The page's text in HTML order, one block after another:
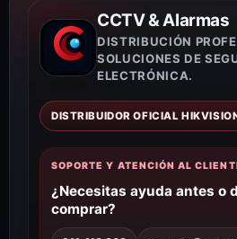
CCTV & Alarmas
DISTRIBUCIÓN
SOLUCIONES DE
ELECTRÓNICA.
DISTRIBUIDOR OFICIAL
SOPORTE Y ATENCIÓN AL
¿Necesitas ayuda antes o
comprar?